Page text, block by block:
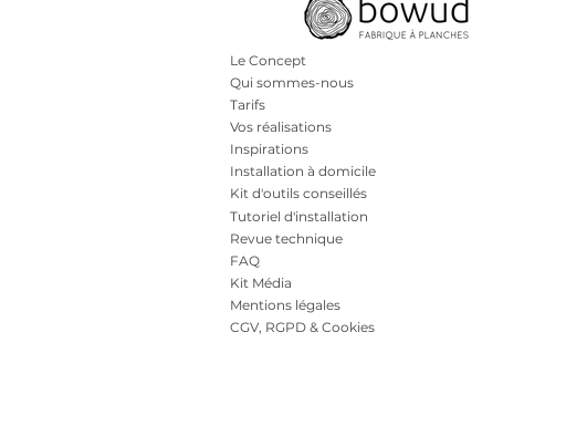
Le Concept
Qui sommes-nous
Tarifs
Vos réalisations
Inspirations
Installation à domicile
Kit d'outils conseillés
Tutoriel d'installation
Revue technique
FAQ
Kit Média
Mentions légales
CGV, RGPD & Cookies